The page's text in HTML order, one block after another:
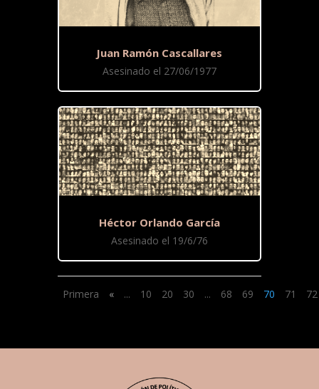
Juan Ramón Cascallares
Asesinado el 27/06/1977
Héctor Orlando García
Asesinado el 19/6/76
Primera « ... 10 20 30 ... 68 69 70 71 72